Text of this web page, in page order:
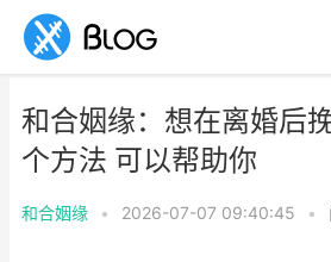
和合姻缘：想在离婚后
个方法 可以帮助你
和合姻缘 • 2026-07-07 09:40:45 •